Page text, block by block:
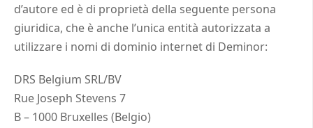
d’autore ed è di proprietà della seguente persona
giuridica, che è anche l’unica entità autorizzata a
utilizzare i nomi di dominio internet di Deminor:
DRS Belgium SRL/BV
Rue Joseph Stevens 7
B – 1000 Bruxelles (Belgio)